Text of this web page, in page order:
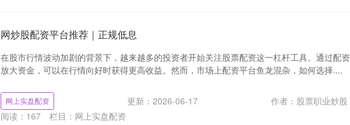
网炒股配资平台推荐｜正规低息
在股市行情波动加剧的背景下，越来越多的投资者开始关注股票配资这一杠杆工具。通过配资
放大资金，可以在行情向好时获得更高收益。然而，市场上配资平台鱼龙混杂，如何选择....
网上实盘配资 更新：2026-06-17
作者：股票职业炒股
阅读： 167 栏目： 网上实盘配资